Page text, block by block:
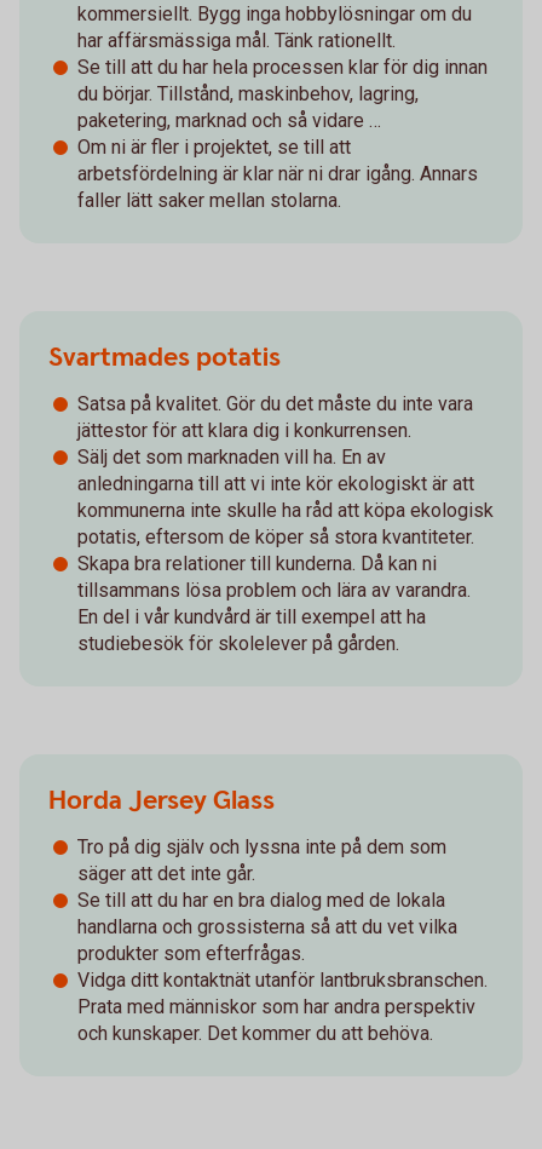
kommersiellt. Bygg inga hobbylösningar om du
har affärsmässiga mål. Tänk rationellt.
Se till att du har hela processen klar för dig innan
du börjar. Tillstånd, maskinbehov, lagring,
paketering, marknad och så vidare …
Om ni är fler i projektet, se till att
arbetsfördelning är klar när ni drar igång. Annars
faller lätt saker mellan stolarna.
Svartmades potatis
Satsa på kvalitet. Gör du det måste du inte vara
jättestor för att klara dig i konkurrensen.
Sälj det som marknaden vill ha. En av
anledningarna till att vi inte kör ekologiskt är att
kommunerna inte skulle ha råd att köpa ekologisk
potatis, eftersom de köper så stora kvantiteter.
Skapa bra relationer till kunderna. Då kan ni
tillsammans lösa problem och lära av varandra.
En del i vår kundvård är till exempel att ha
studiebesök för skolelever på gården.
Horda Jersey Glass
Tro på dig själv och lyssna inte på dem som
säger att det inte går.
Se till att du har en bra dialog med de lokala
handlarna och grossisterna så att du vet vilka
produkter som efterfrågas.
Vidga ditt kontaktnät utanför lantbruksbranschen.
Prata med människor som har andra perspektiv
och kunskaper. Det kommer du att behöva.